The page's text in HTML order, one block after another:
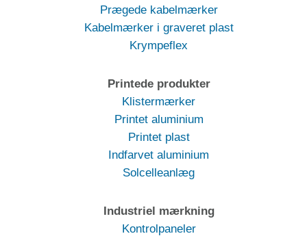
Prægede kabelmærker
Kabelmærker i graveret plast
Krympeflex
Printede produkter
Klistermærker
Printet aluminium
Printet plast
Indfarvet aluminium
Solcelleanlæg
Industriel mærkning
Kontrolpaneler